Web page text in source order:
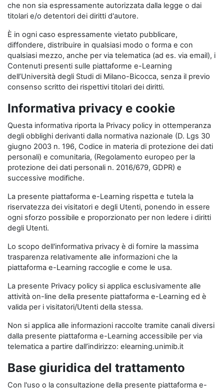
che non sia espressamente autorizzata dalla legge o dai
titolari e/o detentori dei diritti d'autore.
È in ogni caso espressamente vietato pubblicare,
diffondere, distribuire in qualsiasi modo o forma e con
qualsiasi mezzo, anche per via telematica (ad es. via email), i
Contenuti presenti sulle piattaforme e-Learning
dell’Università degli Studi di Milano-Bicocca, senza il previo
consenso scritto dei rispettivi titolari dei diritti.
Informativa privacy e cookie
Questa informativa riporta la Privacy policy in ottemperanza
degli obblighi derivanti dalla normativa nazionale (D. Lgs 30
giugno 2003 n. 196, Codice in materia di protezione dei dati
personali) e comunitaria, (Regolamento europeo per la
protezione dei dati personali n. 2016/679, GDPR) e
successive modifiche.
La presente piattaforma e-Learning rispetta e tutela la
riservatezza dei visitatori e degli Utenti, ponendo in essere
ogni sforzo possibile e proporzionato per non ledere i diritti
degli Utenti.
Lo scopo dell'informativa privacy è di fornire la massima
trasparenza relativamente alle informazioni che la
piattaforma e-Learning raccoglie e come le usa.
La presente Privacy policy si applica esclusivamente alle
attività on-line della presente piattaforma e-Learning ed è
valida per i visitatori/Utenti della stessa.
Non si applica alle informazioni raccolte tramite canali diversi
dalla presente piattaforma e-Learning accessibile per via
telematica a partire dall’indirizzo: elearning.unimib.it
Base giuridica del trattamento
Con l'uso o la consultazione della presente piattaforma e-